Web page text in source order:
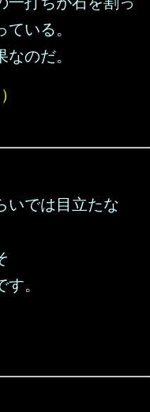
いる。
のだ。
）
いでは目立たな
。